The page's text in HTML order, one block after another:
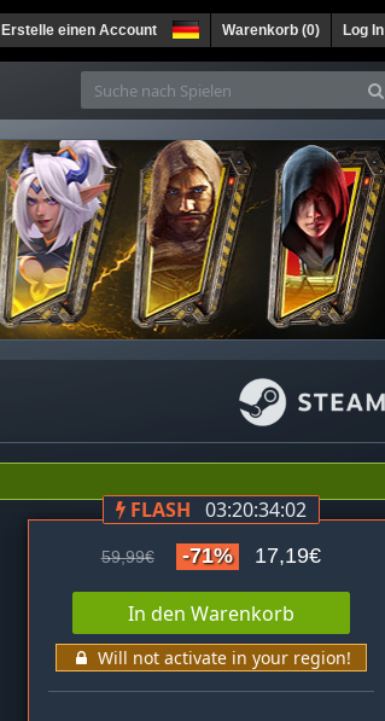
Erstelle einen Account Warenkorb (0) Log In
FLASH 03:20:34:01
59,99€ -71% 17,19€
In den Warenkorb
Will not activate in your region!